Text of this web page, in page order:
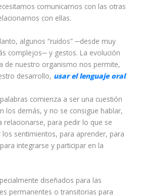
comunicarnos con las otras
con ellas.
algunos “ruidos” ─desde muy
complejos─ y gestos. La evolución
de nuestro organismo nos permite,
desarrollo, usar el lenguaje oral.
comienza a ser una cuestión
los demás, y no se consigue hablar,
relacionarse, para pedir lo que se
los sentimientos, para aprender, para
integrarse y participar en la
diseñados para las
permanentes o transitorias para